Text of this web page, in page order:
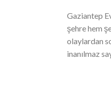
Gaziantep
şehre hem
olaylardan
inanılmaz